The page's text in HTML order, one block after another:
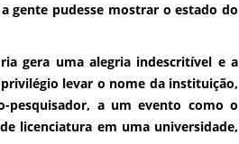
gente pudesse mostrar o estado do
uma alegria indescritível e a
levar o nome da instituição,
a um evento como o
licenciatura em uma universidade,